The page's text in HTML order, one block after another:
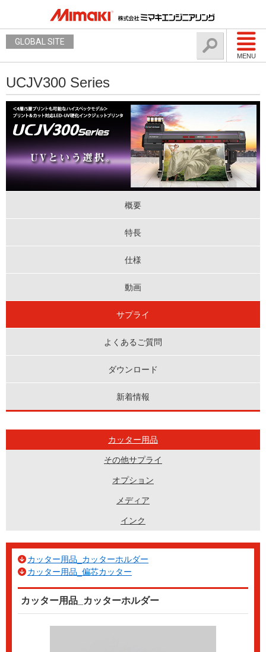
MENU
GLOBAL SITE
UCJV300 Series
概要
特長
仕様
動画
サプライ
よくあるご質問
ダウンロード
新着情報
カッター用品
その他サプライ
オプション
メディア
インク
カッター用品_カッターホルダー
カッター用品_偏芯カッター
カッター用品_カッターホルダー